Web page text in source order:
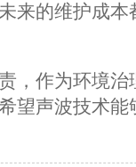
来的维护成
，作为环境
望声波技术